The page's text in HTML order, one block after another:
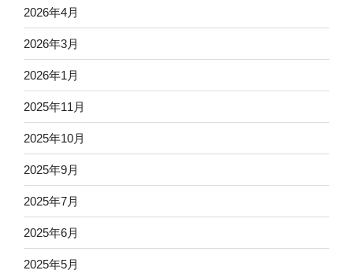
2026年4月
2026年3月
2026年1月
2025年11月
2025年10月
2025年9月
2025年7月
2025年6月
2025年5月